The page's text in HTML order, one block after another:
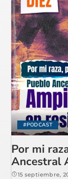
#PODCAST
Por mi
Ancestral
15 septiembre,